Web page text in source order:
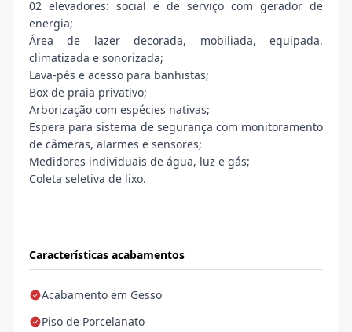
Características acabamentos
Acabamento em Gesso
Piso de Porcelanato
02 elevadores: social e de serviço com gerador de
energia;
Área de lazer decorada, mobiliada, equipada,
climatizada e sonorizada;
Lava-pés e acesso para banhistas;
Box de praia privativo;
Arborização com espécies nativas;
Espera para sistema de segurança com monitoramento
de câmeras, alarmes e sensores;
Medidores individuais de água, luz e gás;
Coleta seletiva de lixo.